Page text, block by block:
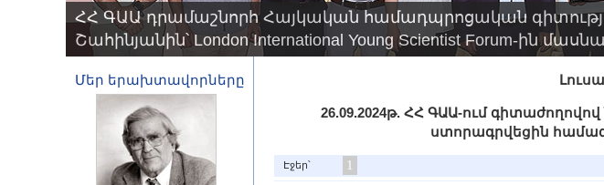
ՀՀ ԳԱԱ դրամաշնորհ Հայկական համադպրոցական
Շահինյանին՝ London International Young Scientist Forum-ին
Մեր երախտավորները
26.09.2024թ. ՀՀ ԳԱԱ-ում
ստորագրվեցին
Էջեր՝ 1